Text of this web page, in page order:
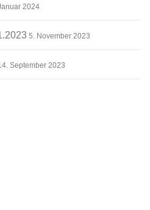
2024
5. November 2023
September 2023